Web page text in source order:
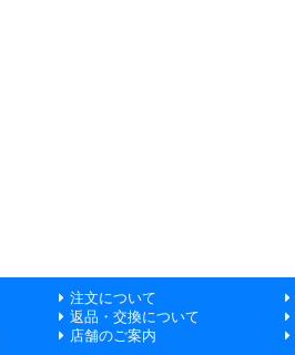
注文について
返品・交換について
店舗のご案内